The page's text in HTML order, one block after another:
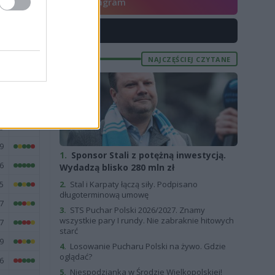
FORMA
NAJCZĘŚCIEJ CZYTANE
1. Sponsor Stali z potężną inwestycją.
Wydadzą blisko 280 mln zł
2. Stal i Karpaty łączą siły. Podpisano
długoterminową umowę
3. STS Puchar Polski 2026/2027. Znamy
wszystkie pary I rundy. Nie zabraknie hitowych
starć
4. Losowanie Pucharu Polski na żywo. Gdzie
oglądać?
5. Niespodzianka w Środzie Wielkopolskiej!